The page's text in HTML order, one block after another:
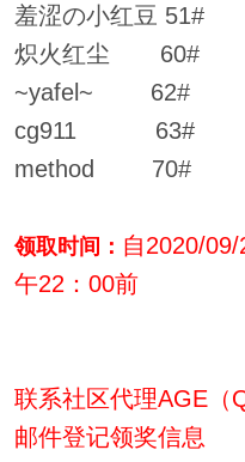
羞涩の小红豆 51#
炽火红尘 60#
~yafel~ 62#
cg911 63#
method 70#
领取时间： 自2020/
午22：00前
联系社区代理AGE（
邮件登记领奖信息